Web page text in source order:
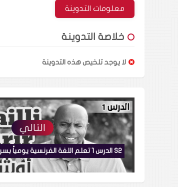
معلومات التدوينة
خلاصة التدوينة
لا يوجد تلخيص هذه التدوينة
التالي